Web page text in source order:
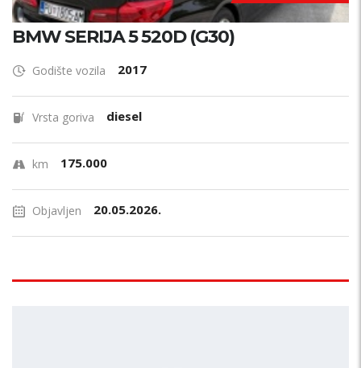
BMW SERIJA 5 520D (G30)
Godište vozila 2017
Vrsta goriva diesel
km 175.000
Objavljen 20.05.2026.